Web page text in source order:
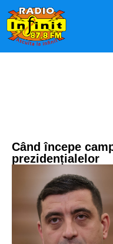
Când începe
prezidențialelor